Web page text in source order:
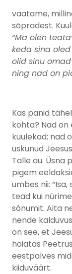
vaatame,
sõpradest.
“Ma olen
keda sina
olid sinu
ning nad on
Kas panid
kohta? Nad on
kuulekad; nad
uskunud
Talle au. Üsna
pigem
umbes nii:
tead kui
sõnumit. Aita
nende
on see, et
hoiatas
eestpalves
kiiduväärt.